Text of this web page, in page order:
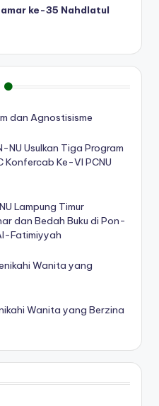
ke-35 Nahdlatul
dan Agnostisisme
NU Usulkan Tiga Program
Konfercab Ke-VI PCNU
Lampung Timur
dan Bedah Buku di Pon-
Fatimiyyah
Wanita yang
Wanita yang Berzina